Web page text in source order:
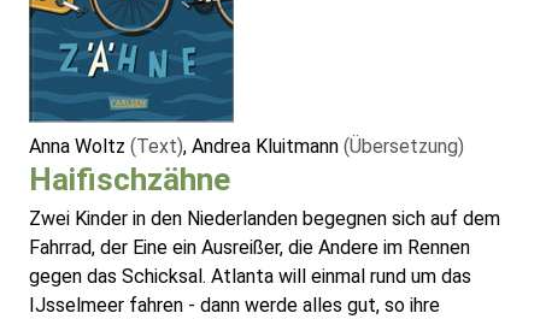
Anna Woltz (Text), Andrea Kluitmann (Übersetzung)
Haifischzähne
Zwei Kinder in den Niederlanden begegnen sich auf dem
Fahrrad, der Eine ein Ausreißer, die Andere im Rennen
gegen das Schicksal. Atlanta will einmal rund um das
IJsselmeer fahren - dann werde alles gut, so ihre